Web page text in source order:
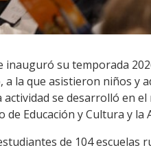
inauguró su temporada
a la que asistieron niños y
se desarrolló en
Educación y Cultura y la
de 104 escuelas